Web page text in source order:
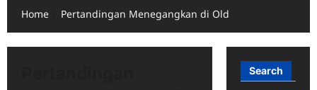
Home Pertandingan Menegangkan di Old
Search